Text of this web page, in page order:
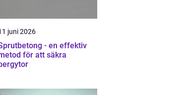
juni 2026
- en effektiv
för att säkra